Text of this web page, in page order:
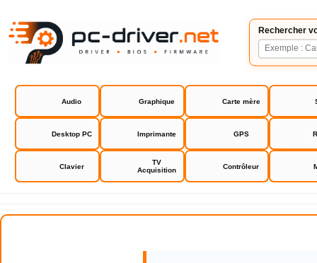
Rechercher
Audio Graphique Carte mère
Desktop PC Imprimante GPS
Clavier
TV
Acquisition
Contrôleur
Asrock Z77 PRO4 bios